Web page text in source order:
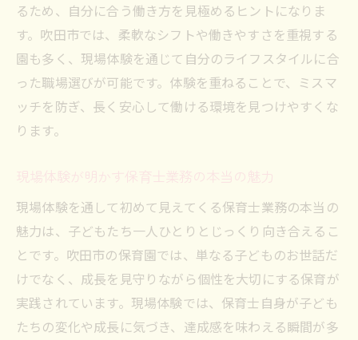
るため、自分に合う働き方を見極めるヒントになりま
す。吹田市では、柔軟なシフトや働きやすさを重視する
園も多く、現場体験を通じて自分のライフスタイルに合
った職場選びが可能です。体験を重ねることで、ミスマ
ッチを防ぎ、長く安心して働ける環境を見つけやすくな
ります。
現場体験が明かす保育士業務の本当の魅力
現場体験を通して初めて見えてくる保育士業務の本当の
魅力は、子どもたち一人ひとりとじっくり向き合えるこ
とです。吹田市の保育園では、単なる子どものお世話だ
けでなく、成長を見守りながら個性を大切にする保育が
実践されています。現場体験では、保育士自身が子ども
たちの変化や成長に気づき、達成感を味わえる瞬間が多